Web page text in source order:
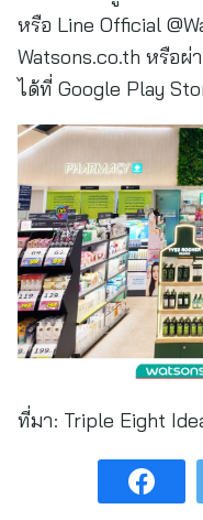
หรือ Line Official
Watsons.co.th หรือผ่
ได้ที่ Google Play
ที่มา: Triple Eight